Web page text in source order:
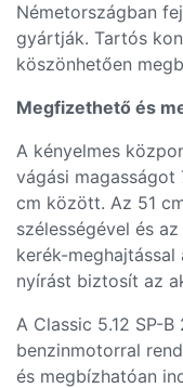
Németországban
gyártják. Tartós
köszönhetően
Megfizethető és
A kényelmes
vágási
cm között. Az 51
szélességével és
kerék-
nyírást biztosít az
A Classic 5.12 SP-
benzinmotorral
és megbízhatóan